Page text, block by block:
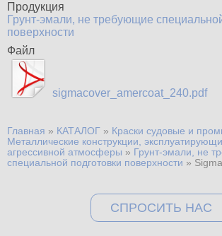
Продукция
Грунт-эмали, не требующие
поверхности
Файл
sigmacover_amercoat_240.pdf
Вы здесь
Главная » КАТАЛОГ » Краски судовые и
Металлические конструкции,
агрессивной атмосферы » Грунт-эмали, не
специальной подготовки поверхности »
СПРОСИТЬ НАС